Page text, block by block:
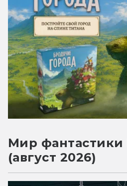
Мир
(август 2026)